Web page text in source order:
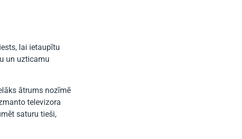
lai ietaupītu
un uzticamu
ātrums nozīmē
televizora
saturu tieši,